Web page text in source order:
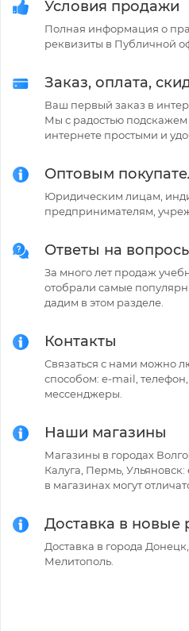
Условия продажи
Полная информация о
реквизиты в Публичной
Заказ, оплата,
Ваш первый заказ в
Мы с радостью подскажем
интернете простыми и
Оптовым
Юридическим лицам,
предпринимателям,
Ответы на
За много лет продаж
отобрали самые
дадим в этом разделе.
Контакты
Связаться с нами можно
способом: e-mail,
мессенджеры.
Наши магазины
Магазины в городах
Калуга, Пермь,
в магазинах могут
Доставка в новые
Доставка в города
Мелитополь.